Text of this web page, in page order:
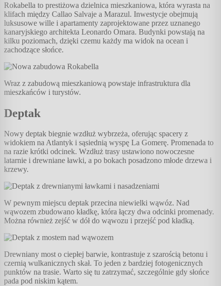
Rokabella to prestiżowa dzielnica mieszkaniowa, która wyrasta na
klifach między Callao Salvaje a Marazul. Inwestycje obejmują
luksusowe wille i apartamenty zaprojektowane przez uznanego
kanaryjskiego architekta Leonardo Omara. Budynki powstają na
kilku poziomach, dzięki czemu każdy ma widok na ocean i
zachodzące słońce.
Wraz z zabudową mieszkaniową powstaje infrastruktura dla
mieszkańców i turystów.
Deptak
Nowy deptak biegnie wzdłuż wybrzeża, oferując spacery z
widokiem na Atlantyk i sąsiednią wyspę La Gomerę. Promenada to
na razie krótki odcinek. Wzdłuż trasy ustawiono nowoczesne
latarnie i drewniane ławki, a po bokach posadzono młode drzewa i
krzewy.
W pewnym miejscu deptak przecina niewielki wąwóz. Nad
wąwozem zbudowano kładkę, która łączy dwa odcinki promenady.
Można również zejść w dół do wąwozu i przejść pod kładką.
Drewniany most o ciepłej barwie, kontrastuje z szarością betonu i
czernią wulkanicznych skał. To jeden z bardziej fotogenicznych
punktów na trasie. Warto się tu zatrzymać, szczególnie gdy słońce
pada pod niskim kątem.